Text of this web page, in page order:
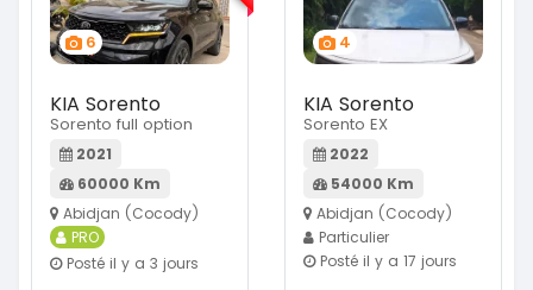
6
KIA Sorento
Sorento full option
2021
60000 Km
Abidjan (Cocody)
PRO
Posté il y a 3 jours
4
KIA Sorento
Sorento EX
2022
54000 Km
Abidjan (Cocody)
Particulier
Posté il y a 17 jours